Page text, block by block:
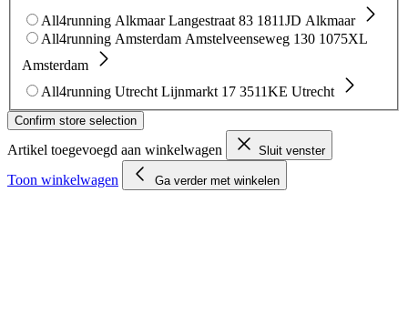
All4running Alkmaar Langestraat 83 1811JD Alkmaar
All4running Amsterdam Amstelveenseweg 130 1075XL
Amsterdam
All4running Utrecht Lijnmarkt 17 3511KE Utrecht
Confirm store selection
Artikel toegevoegd aan winkelwagen Sluit venster
Toon winkelwagen Ga verder met winkelen